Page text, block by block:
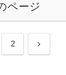
ページ
2 次